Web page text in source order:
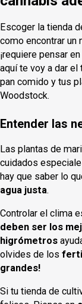
Escoger la tienda
como encontrar un
¡requiere pensar
aquí te voy a dar
pan comido y tus
Woodstock.
Entender las
Las plantas de
cuidados
hay que saber lo
agua justa.
Controlar el clima
deben ser los
higrómetros
olvides de los
grandes!
Si tu tienda de